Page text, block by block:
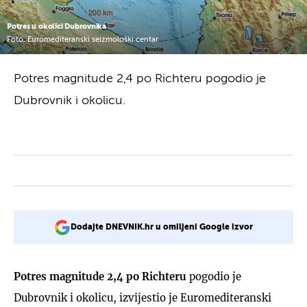
Potres u okolici Dubrovnika
Foto: Euromediteranski seizmološki centar
Potres magnitude 2,4 po Richteru pogodio je
Dubrovnik i okolicu.
Dodajte DNEVNIK.hr u omiljeni Google izvor
Potres magnitude 2,4 po Richteru pogodio je
Dubrovnik i okolicu, izvijestio je Euromediteranski